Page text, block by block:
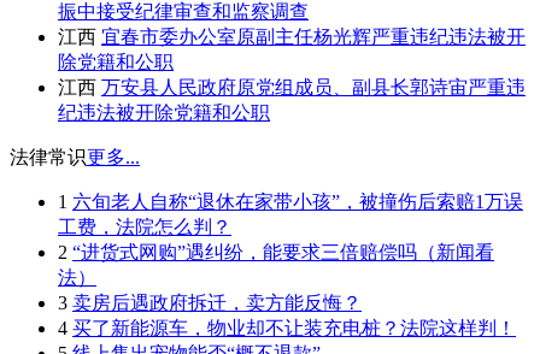
振中接受纪律审查和监察调查
江西 宜春市委办公室原副主任杨光辉严重违纪违法被开
除党籍和公职
江西 万安县人民政府原党组成员、副县长郭诗宙严重违
纪违法被开除党籍和公职
法律常识更多...
1 六旬老人自称“退休在家带小孩”，被撞伤后索赔1万误
工费，法院怎么判？
2 “进货式网购”遇纠纷，能要求三倍赔偿吗（新闻看
法）
3 卖房后遇政府拆迁，卖方能反悔？
4 买了新能源车，物业却不让装充电桩？法院这样判！